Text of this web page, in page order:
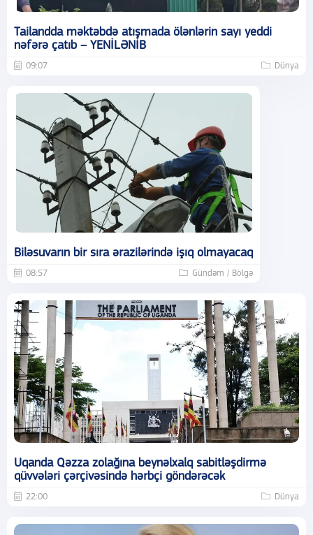
Tailandda məktəbdə atışmada ölənlərin sayı yeddi
nəfərə çatıb – YENİLƏNİB
09:07 Dünya
Biləsuvarın bir sıra ərazilərində işıq olmayacaq
08:57 Gündəm / Bölgə
Uqanda Qəzza zolağına beynəlxalq sabitləşdirmə
qüvvələri çərçivəsində hərbçi göndərəcək
22:00 Dünya